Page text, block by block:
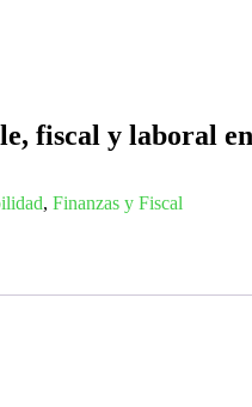
fiscal y laboral
, Finanzas y Fiscal